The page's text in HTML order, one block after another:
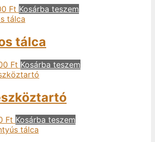
Ft Kosárba teszem
tálca
Ft Kosárba teszem
Ft Kosárba teszem